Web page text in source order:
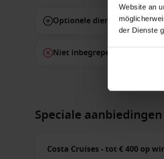
Website an
der Dienste
Optionele diensten
Niet inbegrepen diensten
Speciale aanbiedingen
Costa Cruises - tot € 400 op